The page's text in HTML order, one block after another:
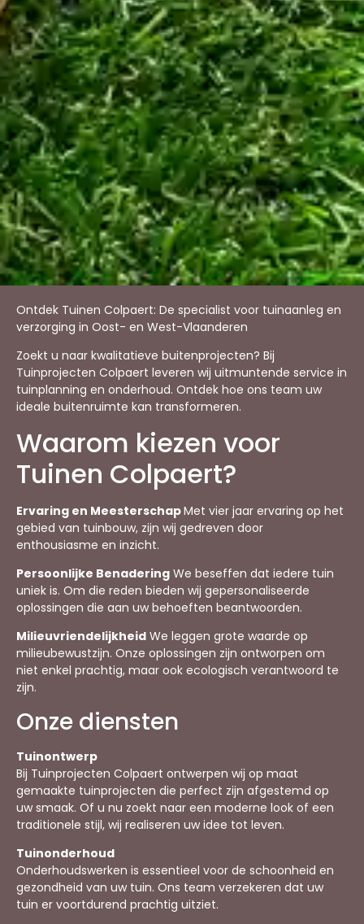
Ontdek Tuinen Colpaert: De specialist voor tuinaanleg en
verzorging in Oost- en West-Vlaanderen
Zoekt u naar kwalitatieve buitenprojecten? Bij
Tuinprojecten Colpaert leveren wij uitmuntende service in
tuinplanning en onderhoud. Ontdek hoe ons team uw
ideale buitenruimte kan transformeren.
Waarom kiezen voor
Tuinen Colpaert?
Ervaring en MeesterschapMet vier jaar ervaring op het
gebied van tuinbouw, zijn wij gedreven door
enthousiasme en inzicht.
Persoonlijke Benadering We beseffen dat iedere tuin
uniek is. Om die reden bieden wij gepersonaliseerde
oplossingen die aan uw behoeften beantwoorden.
Milieuvriendelijkheid We leggen grote waarde op
milieubewustzijn. Onze oplossingen zijn ontworpen om
niet enkel prachtig, maar ook ecologisch verantwoord te
zijn.
Onze diensten
Tuinontwerp
Bij Tuinprojecten Colpaert ontwerpen wij op maat
gemaakte tuinprojecten die perfect zijn afgestemd op
uw smaak. Of u nu zoekt naar een moderne look of een
traditionele stijl, wij realiseren uw idee tot leven.
Tuinonderhoud
Onderhoudswerken is essentieel voor de schoonheid en
gezondheid van uw tuin. Ons team verzekeren dat uw
tuin er voortdurend prachtig uitziet.